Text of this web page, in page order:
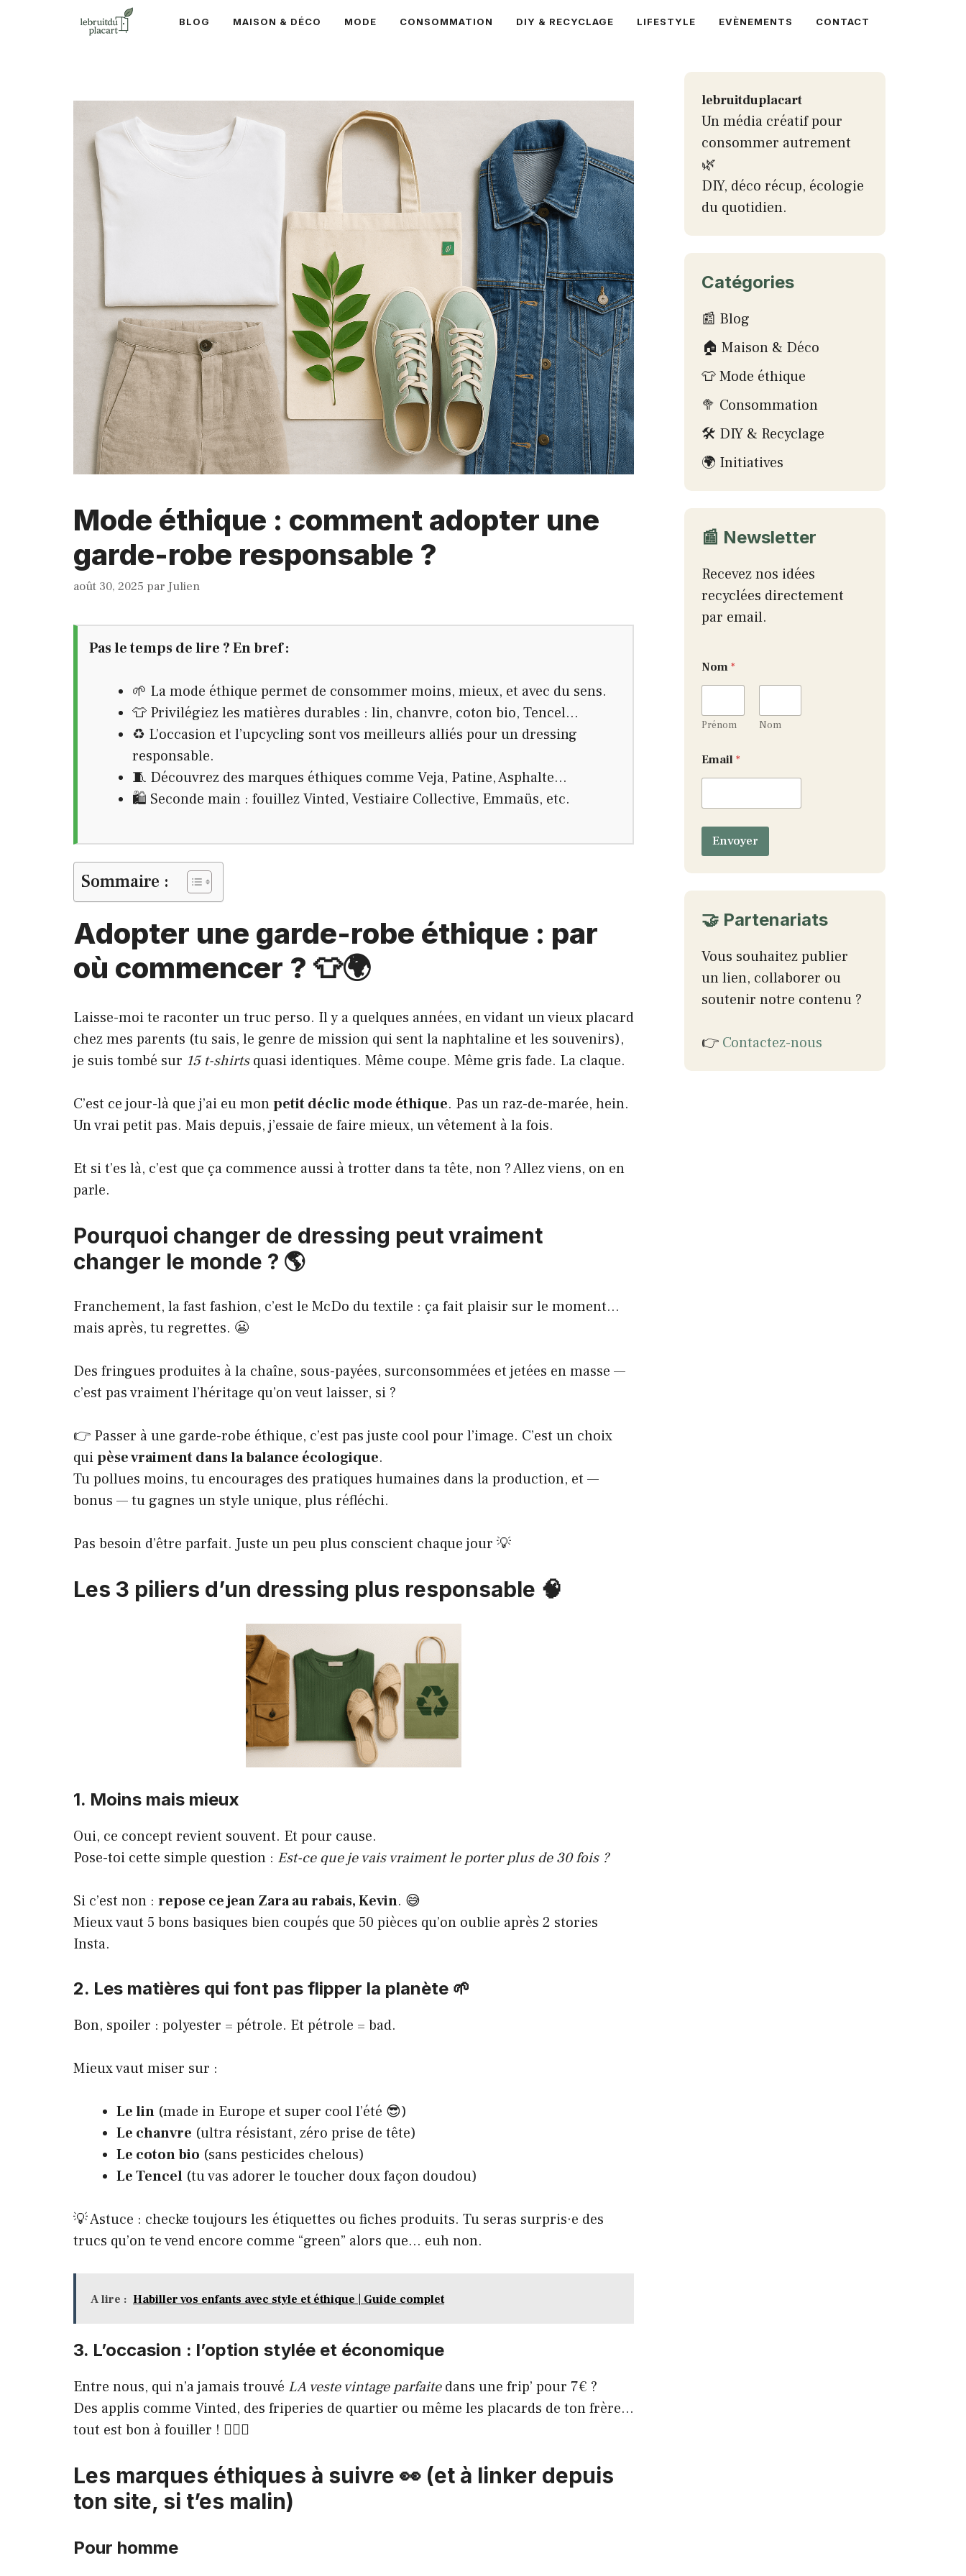
BLOG MAISON & DÉCO MODE CONSOMMATION DIY & RECYCLAGE LIFESTYLE EVÈNEMENTS CONTACT
Mode éthique : comment adopter une
garde-robe responsable ?
août 30, 2025 parJulien
Pas le temps de lire ? En bref :
🌱 La mode éthique permet de consommer moins, mieux, et avec du sens.
👕 Privilégiez les matières durables : lin, chanvre, coton bio, Tencel…
♻️ L’occasion et l’upcycling sont vos meilleurs alliés pour un dressing
responsable.
🧵 Découvrez des marques éthiques comme Veja, Patine, Asphalte…
🛍️ Seconde main : fouillez Vinted, Vestiaire Collective, Emmaüs, etc.
Sommaire :
Adopter une garde-robe éthique : par
où commencer ? 👕🌍
Laisse-moi te raconter un truc perso. Il y a quelques années, en vidant un vieux placard
chez mes parents (tu sais, le genre de mission qui sent la naphtaline et les souvenirs),
je suis tombé sur 15 t-shirtsquasi identiques. Même coupe. Même gris fade. La claque.
C’est ce jour-là que j’ai eu monpetit déclic mode éthique. Pas un raz-de-marée, hein.
Un vrai petit pas. Mais depuis, j’essaie de faire mieux, un vêtement à la fois.
Et si t’es là, c’est que ça commence aussi à trotter dans ta tête, non ? Allez viens, on en
parle.
Pourquoi changer de dressing peut vraiment
changer le monde ? 🌎
Franchement, la fast fashion, c’est le McDo du textile : ça fait plaisir sur le moment…
mais après, tu regrettes. 😬
Des fringues produites à la chaîne, sous-payées, surconsommées et jetées en masse —
c’est pas vraiment l’héritage qu’on veut laisser, si ?
👉 Passer à une garde-robe éthique, c’est pas juste cool pour l’image. C’est un choix
quipèse vraiment dans la balance écologique.
Tu pollues moins, tu encourages des pratiques humaines dans la production, et —
bonus — tu gagnes un style unique, plus réfléchi.
Pas besoin d’être parfait. Juste un peu plus conscient chaque jour 💡
Les 3 piliers d’un dressing plus responsable 🧠
1. Moins mais mieux
Oui, ce concept revient souvent. Et pour cause.
Pose-toi cette simple question : Est-ce que je vais vraiment le porter plus de 30 fois ?
Si c’est non : repose ce jean Zara au rabais, Kevin. 😅
Mieux vaut 5 bons basiques bien coupés que 50 pièces qu’on oublie après 2 stories
Insta.
2. Les matières qui font pas flipper la planète 🌱
Bon, spoiler : polyester = pétrole. Et pétrole = bad.
Mieux vaut miser sur :
Le lin (made in Europe et super cool l’été 😎)
Le chanvre (ultra résistant, zéro prise de tête)
Le coton bio (sans pesticides chelous)
Le Tencel (tu vas adorer le toucher doux façon doudou)
💡 Astuce : checke toujours les étiquettes ou fiches produits. Tu seras surpris·e des
trucs qu’on te vend encore comme “green” alors que… euh non.
A lire : Habiller vos enfants avec style et éthique | Guide complet
3. L’occasion : l’option stylée et économique
Entre nous, qui n’a jamais trouvé LA veste vintage parfaitedans une frip’ pour 7€ ?
Des applis comme Vinted, des friperies de quartier ou même les placards de ton frère…
tout est bon à fouiller ! 🕵🏼‍♂️
Les marques éthiques à suivre 👀 (et à linker depuis
ton site, si t’es malin)
Pour homme
lebruitduplacart
Un média créatif pour
consommer autrement
🌿
DIY, déco récup, écologie
du quotidien.
Catégories
📰 Blog
🏠 Maison & Déco
👕 Mode éthique
🥦 Consommation
🛠 DIY & Recyclage
🌍 Initiatives
📰 Newsletter
Recevez nos idées
recyclées directement
par email.
o
m
o
m
Nom *
Prénom Nom
Email *
Envoyer
🤝 Partenariats
Vous souhaitez publier
un lien, collaborer ou
soutenir notre contenu ?
👉 Contactez-nous